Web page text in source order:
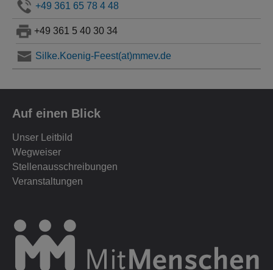
+49 361 65 78 4 48
+49 361 5 40 30 34
Silke.Koenig-Feest(at)mmev.de
Auf einen Blick
Unser Leitbild
Wegweiser
Stellenausschreibungen
Veranstaltungen